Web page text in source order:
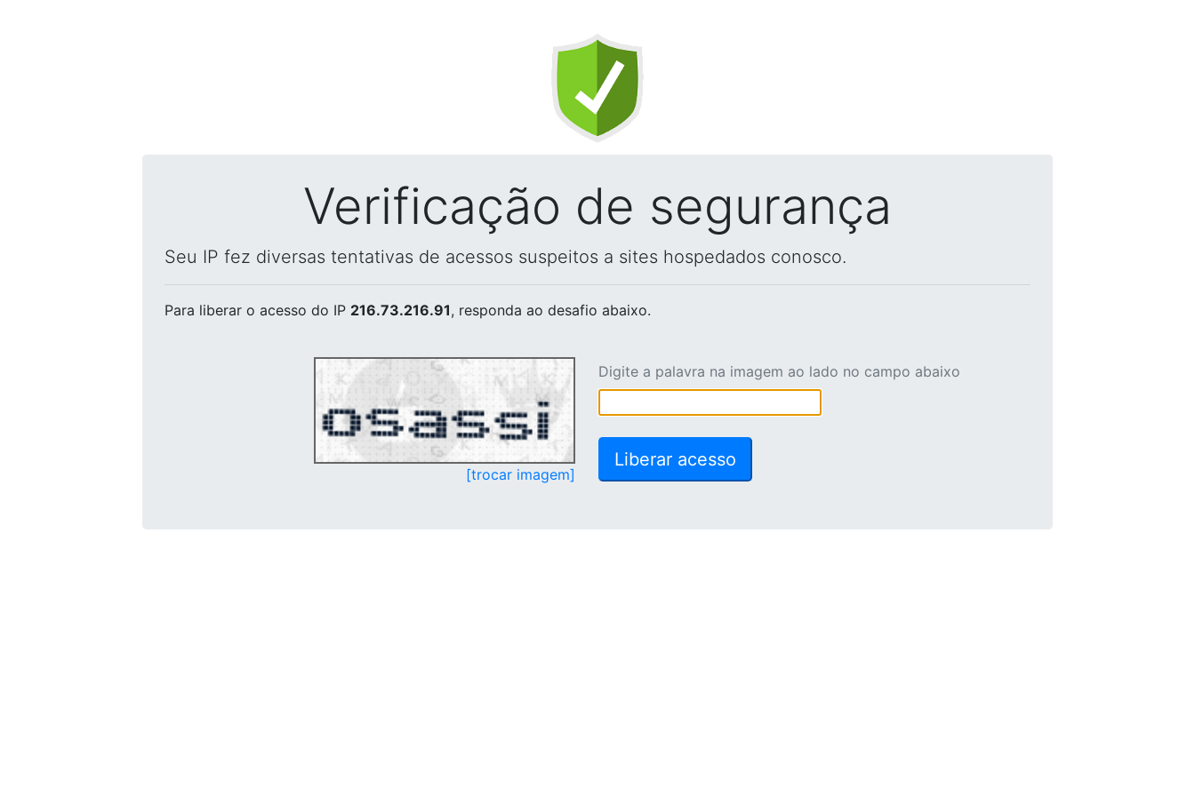
Verificação de segurança
Seu IP fez diversas tentativas de acessos suspeitos a sites hospedados conosco.
Para liberar o acesso do IP 216.73.216.91, responda ao desafio abaixo.
[trocar imagem]
Digite a palavra na imagem ao lado no campo abaixo